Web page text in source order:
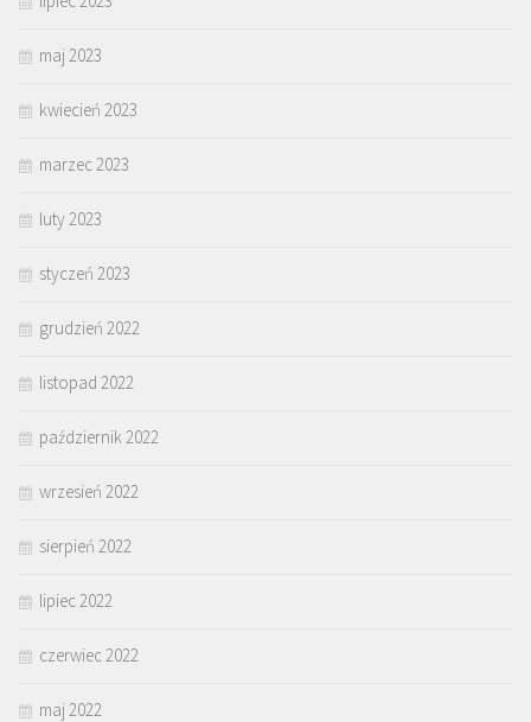
maj 2023
kwiecień 2023
marzec 2023
luty 2023
styczeń 2023
grudzień 2022
listopad 2022
październik 2022
wrzesień 2022
sierpień 2022
lipiec 2022
czerwiec 2022
maj 2022